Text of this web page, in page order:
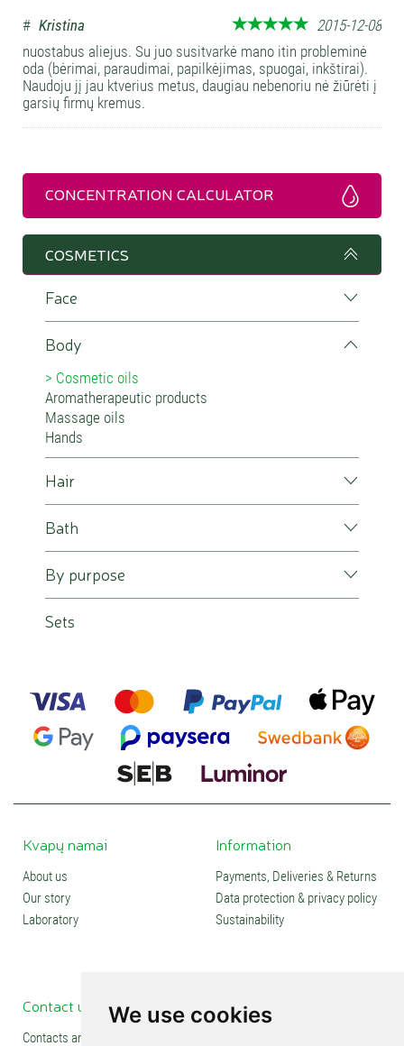
We use cookies
# Kristina
2015-12-08
nuostabus aliejus. Su juo susitvarkė mano itin probleminė
oda (bėrimai, paraudimai, papilkėjimas, spuogai, inkštirai).
Naudoju jį jau ktverius metus, daugiau nebenoriu nė žiūrėti į
garsių firmų kremus.
CONCENTRATION CALCULATOR
COSMETICS
Face
Body
Cosmetic oils
Aromatherapeutic products
Massage oils
Hands
Hair
Bath
By purpose
Sets
Kvapų namai
About us
Our story
Laboratory
Information
Payments, Deliveries & Returns
Data protection & privacy policy
Sustainability
Contact us
Contacts and stores
Social media